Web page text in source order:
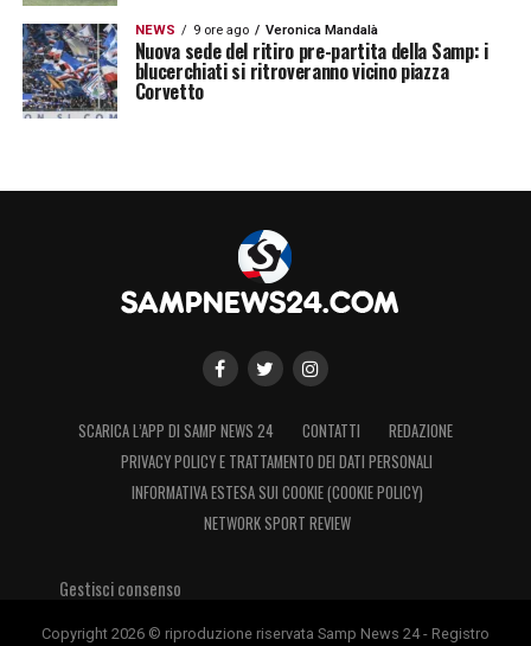
NEWS 9 ore ago Veronica Mandalà
Nuova sede del ritiro pre-partita della Samp: i
blucerchiati si ritroveranno vicino piazza
Corvetto
SCARICA L’APP DI SAMP NEWS 24 CONTATTI
REDAZIONE
PRIVACY POLICY E TRATTAMENTO DEI DATI PERSONALI
INFORMATIVA ESTESA SUI COOKIE (COOKIE POLICY)
NETWORK SPORT REVIEW
Gestisci consenso
Copyright 2026 © riproduzione riservata Samp News 24 - Registro